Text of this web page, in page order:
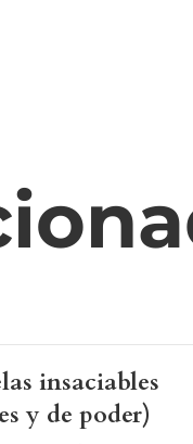
insaciables
y de poder)